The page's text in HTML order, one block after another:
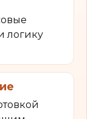
логику